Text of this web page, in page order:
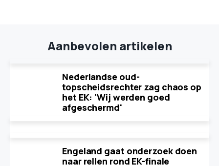
Aanbevolen artikelen
Nederlandse oud-
topscheidsrechter zag chaos op
het EK: 'Wij werden goed
afgeschermd'
Engeland gaat onderzoek doen
naar rellen rond EK-finale